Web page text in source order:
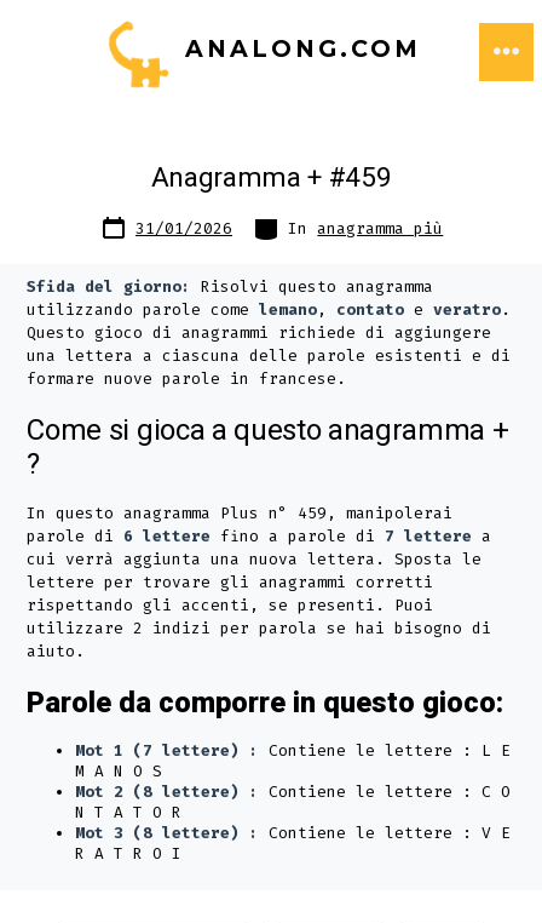
ANALONG.COM
Anagramma + #459
Data
articolo
31/01/2026 Categorie
In anagramma più
Sfida del giorno:
Risolvi questo anagramma
utilizzando parole comelemano, contato everatro.
Questo gioco di anagrammi richiede di aggiungere
una lettera a ciascuna delle parole esistenti e di
formare nuove parole in francese.
Come si gioca a questo anagramma +
?
In questo anagramma Plus n° 459, manipolerai
parole di 6 lettere fino a parole di 7 lettere a
cui verrà aggiunta una nuova lettera. Sposta le
lettere per trovare gli anagrammi corretti
rispettando gli accenti, se presenti. Puoi
utilizzare 2 indizi per parola se hai bisogno di
aiuto.
Parole da comporre in questo gioco:
Mot 1 (7 lettere) :
Contiene le lettere : L E
M A N O S
Mot 2 (8 lettere) :
Contiene le lettere : C O
N T A T O R
Mot 3 (8 lettere) :
Contiene le lettere : V E
R A T R O I